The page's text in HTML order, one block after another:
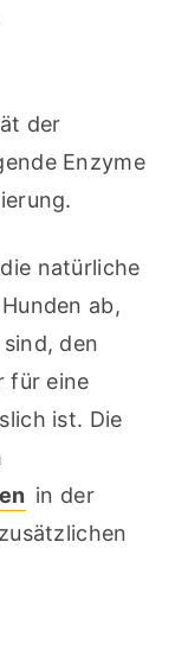
der
Enzyme
natürliche
ab,
den
für eine
ist. Die
in der